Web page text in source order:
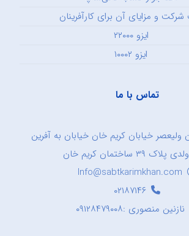
و مزایای آن برای کارآفرینان
ایزو ۲۲۰۰۰
ایزو ۱۰۰۰۲
تماس با ما
ولیعصر خیابان کریم خان خیابان به آفرین
۳۹ ساختمان کریم خان
Info@sabtkarimkhan.com
۰۲۱۸۷۱۴۶
نازنین منصوری :۰۹۱۲۸۴۷۹۰۰۸